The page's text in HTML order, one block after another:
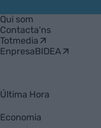
Empresa
Qui som
Contacta'ns
Totmedia
EnpresaBIDEA
Última Hora
Economia